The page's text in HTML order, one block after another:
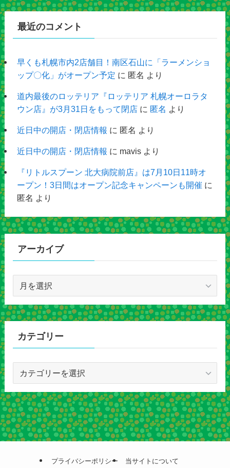
最近のコメント
早くも札幌市内2店舗目！南区石山に「ラーメンショ
ップ〇化」がオープン予定 に 匿名 より
道内最後のロッテリア『ロッテリア 札幌オーロラタ
ウン店』が3月31日をもって閉店に 匿名 より
近日中の開店・閉店情報 に 匿名 より
近日中の開店・閉店情報 に mavisより
『リトルスプーン 北大病院前店』は7月10日11時オ
ープン！3日間はオープン記念キャンペーンも開催 に
匿名 より
アーカイブ
カ
イ
カテゴリー
ゴ
リ
ー
プライバシーポリシー 当サイトについて